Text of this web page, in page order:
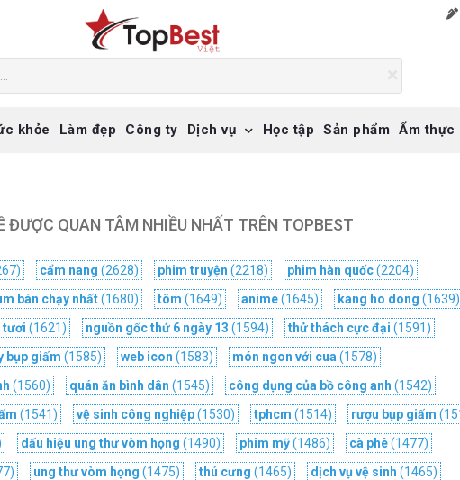
khỏe Làm đẹp Công ty Dịch vụ Học tập Sản phẩm Ẩm thực
ĐƯỢC QUAN TÂM NHIỀU NHẤT TRÊN TOPBEST
cẩm nang (2628) phim truyện (2218) phim hàn quốc(2204)
bán chạy nhất(1680) tôm (1649) anime(1645) kang ho dong (1639)
tươi (1621) nguồn gốc thứ 6 ngày 13 (1594) thử thách cực đại (1591)
bụp giấm (1585) web icon (1583) món ngon với cua (1578)
(1560) quán ăn bình dân (1545) công dụng của bồ công anh (1542)
(1541) vệ sinh công nghiệp(1530) tphcm (1514) rượu bụp giấm
dấu hiệu ung thư vòm họng (1490) phim mỹ(1486) cà phê(1477)
ung thư vòm họng (1475) thú cưng (1465) dịch vụ vệ sinh (1465)